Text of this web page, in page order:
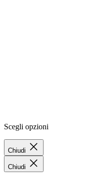
Scegli opzioni
Chiudi
Chiudi